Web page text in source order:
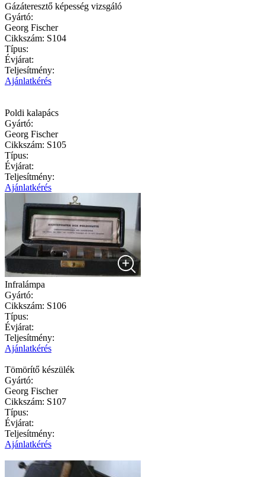
Gázáteresztő képesség vizsgáló
Gyártó:
Georg Fischer
Cikkszám: S104
Típus:
Évjárat:
Teljesítmény:
Ajánlatkérés
Poldi kalapács
Gyártó:
Georg Fischer
Cikkszám: S105
Típus:
Évjárat:
Teljesítmény:
Ajánlatkérés
Infralámpa
Gyártó:
Cikkszám: S106
Típus:
Évjárat:
Teljesítmény:
Ajánlatkérés
Tömörítő készülék
Gyártó:
Georg Fischer
Cikkszám: S107
Típus:
Évjárat:
Teljesítmény:
Ajánlatkérés